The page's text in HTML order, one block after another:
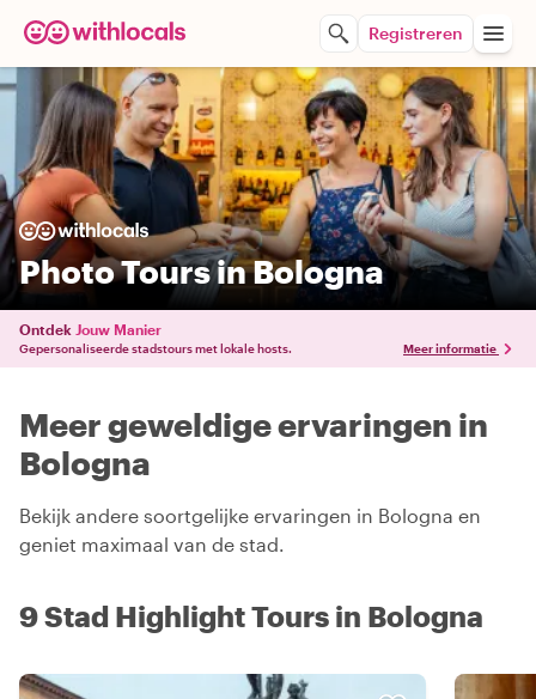
Registreren
Photo Tours in Bologna
Ontdek Jouw Manier
Gepersonaliseerde stadstours met lokale hosts. Meer informatie
Meer geweldige ervaringen in
Bologna
Bekijk andere soortgelijke ervaringen in Bologna en
geniet maximaal van de stad.
9 Stad Highlight Tours in Bologna